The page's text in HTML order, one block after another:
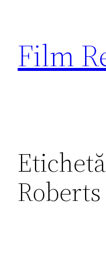
conținut
Film
Roberts